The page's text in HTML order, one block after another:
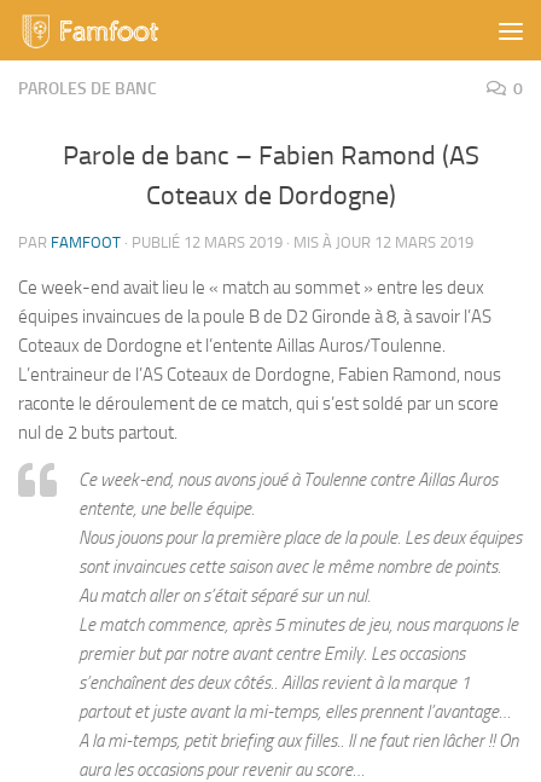
Skip to content
PAROLES DE BANC 0
Parole de banc – Fabien Ramond (AS
Coteaux de Dordogne)
PAR FAMFOOT · PUBLIÉ 12 MARS 2019 · MIS À JOUR 12 MARS 2019
Ce week-end avait lieu le « match au sommet » entre les deux
équipes invaincues de la poule B de D2 Gironde à 8, à savoir l’AS
Coteaux de Dordogne et l’entente Aillas Auros/Toulenne.
L’entraineur de l’AS Coteaux de Dordogne, Fabien Ramond, nous
raconte le déroulement de ce match, qui s’est soldé par un score
nul de 2 buts partout.
Ce week-end, nous avons joué à Toulenne contre Aillas Auros
entente, une belle équipe.
Nous jouons pour la première place de la poule. Les deux équipes
sont invaincues cette saison avec le même nombre de points.
Au match aller on s’était séparé sur un nul.
Le match commence, après 5 minutes de jeu, nous marquons le
premier but par notre avant centre Emily. Les occasions
s’enchaînent des deux côtés.. Aillas revient à la marque 1
partout et juste avant la mi-temps, elles prennent l’avantage…
A la mi-temps, petit briefing aux filles.. Il ne faut rien lâcher !! On
aura les occasions pour revenir au score…